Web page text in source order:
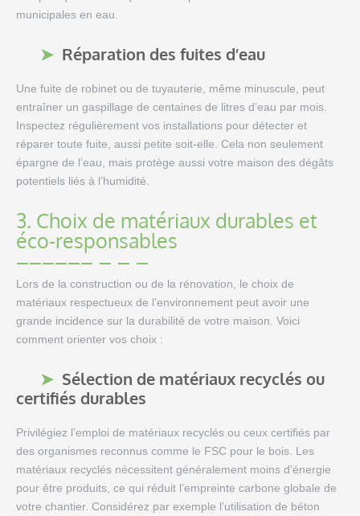
municipales en eau.
Réparation des fuites d’eau
Une fuite de robinet ou de tuyauterie, même minuscule, peut
entraîner un gaspillage de centaines de litres d’eau par mois.
Inspectez régulièrement vos installations pour détecter et
réparer toute fuite, aussi petite soit-elle. Cela non seulement
épargne de l’eau, mais protège aussi votre maison des dégâts
potentiels liés à l’humidité.
3. Choix de matériaux durables et
éco-responsables
Lors de la construction ou de la rénovation, le choix de
matériaux respectueux de l’environnement peut avoir une
grande incidence sur la durabilité de votre maison. Voici
comment orienter vos choix :
Sélection de matériaux recyclés ou
certifiés durables
Privilégiez l’emploi de matériaux recyclés ou ceux certifiés par
des organismes reconnus comme le FSC pour le bois. Les
matériaux recyclés nécessitent généralement moins d’énergie
pour être produits, ce qui réduit l’empreinte carbone globale de
votre chantier. Considérez par exemple l’utilisation de béton